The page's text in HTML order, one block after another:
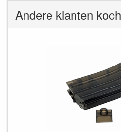
Andere klanten